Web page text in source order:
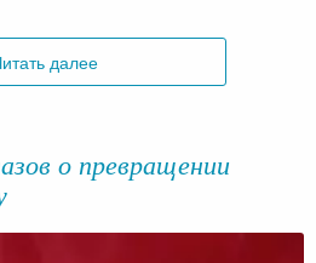
далее
о превращении